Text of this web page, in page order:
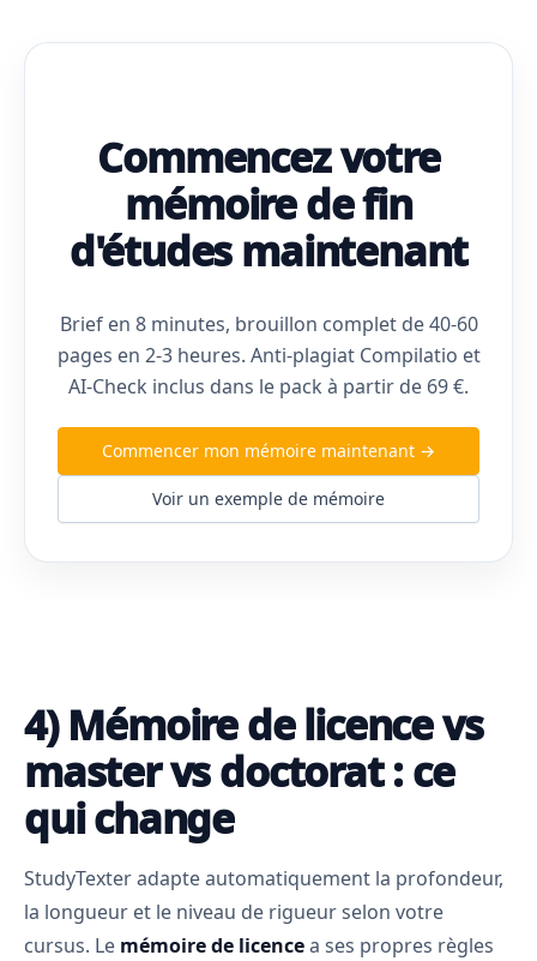
Commencez votre
mémoire de fin
d'études maintenant
Brief en 8 minutes, brouillon complet de 40-60
pages en 2-3 heures. Anti-plagiat Compilatio et
AI-Check inclus dans le pack à partir de 69 €.
Commencer mon mémoire maintenant →
Voir un exemple de mémoire
4) Mémoire de licence vs
master vs doctorat : ce
qui change
StudyTexter adapte automatiquement la profondeur,
la longueur et le niveau de rigueur selon votre
cursus. Le mémoire de licencea ses propres règles